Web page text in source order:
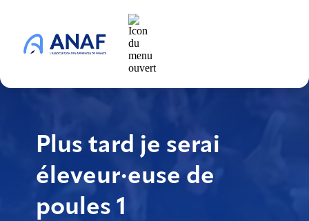
Plus tard je serai
éleveur·euse de
poules 1